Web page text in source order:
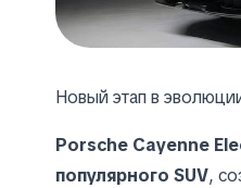
Новый этап в
Porsche Cayenne
популярного SUV,